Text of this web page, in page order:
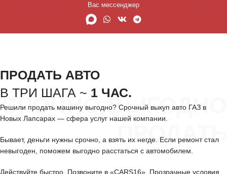
Вас мессенджер
СРОЧНО ВЫГОДНО
ПРОДАТЬ
ПРОДАТЬ АВТО
В ТРИ ШАГА ~ 1 ЧАС.
Решили продать машину выгодно? Срочный выкуп авто ГАЗ в
Новых Лапсарах — сфера услуг нашей компании.
Бывает, деньги нужны срочно, а взять их негде. Если ремонт стал
невыгоден, поможем выгодно расстаться с автомобилем.
Действуйте быстро. Позвоните в «CARS16». Прозрачные условия